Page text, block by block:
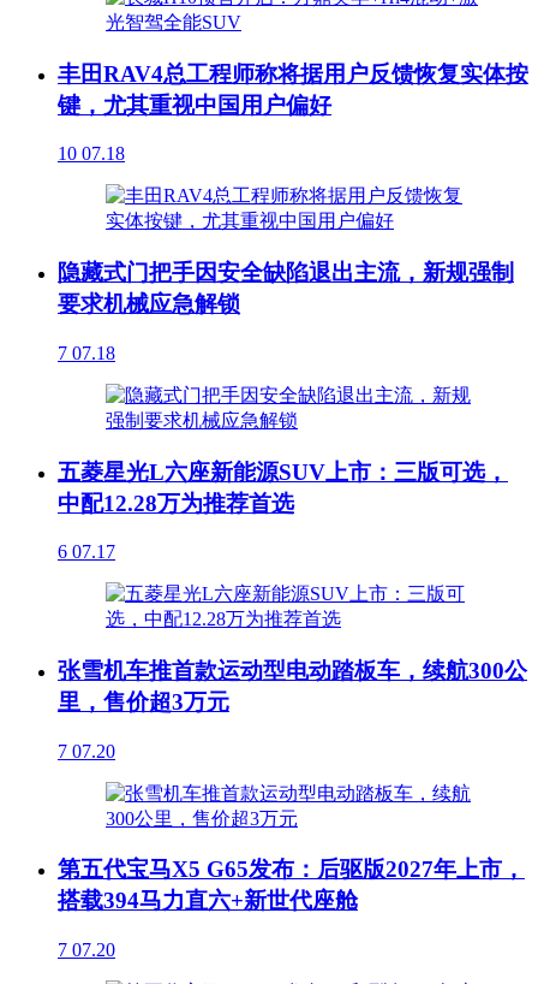
丰田RAV4总工程师称将据用户反馈恢复实体按
键，尤其重视中国用户偏好
10 07.18
隐藏式门把手因安全缺陷退出主流，新规强制
要求机械应急解锁
7 07.18
五菱星光L六座新能源SUV上市：三版可选，
中配12.28万为推荐首选
6 07.17
张雪机车推首款运动型电动踏板车，续航300公
里，售价超3万元
7 07.20
第五代宝马X5 G65发布：后驱版2027年上市，
搭载394马力直六+新世代座舱
7 07.20